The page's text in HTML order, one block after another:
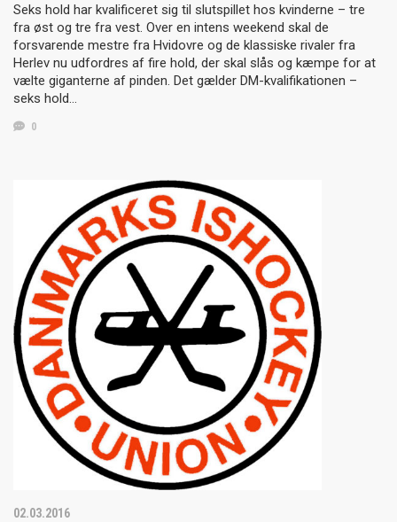
Seks hold har kvalificeret sig til slutspillet hos kvinderne – tre
fra øst og tre fra vest. Over en intens weekend skal de
forsvarende mestre fra Hvidovre og de klassiske rivaler fra
Herlev nu udfordres af fire hold, der skal slås og kæmpe for at
vælte giganterne af pinden. Det gælder DM-kvalifikationen –
seks hold…
0
02.03.2016